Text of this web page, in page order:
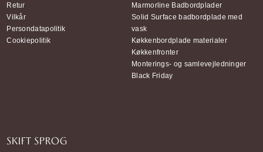
Retur
Vilkår
Persondatapolitik
Cookiepolitik
Marmorline Badbordplader
Solid Surface badbordplade med
vask
Køkkenbordplade materialer
Køkkenfronter
Monterings- og samlevejledninger
Black Friday
SKIFT SPROG